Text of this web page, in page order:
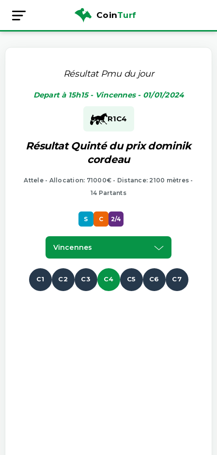
CoinTurf
Résultat Pmu du jour
Depart à 15h15 - Vincennes - 01/01/2024
R1C4
Résultat Quinté du prix dominik
cordeau
Attele - Allocation: 71000€ - Distance: 2100 mètres -
14 Partants
S C 2/4
Vincennes
C1 C2 C3 C4 C5 C6 C7